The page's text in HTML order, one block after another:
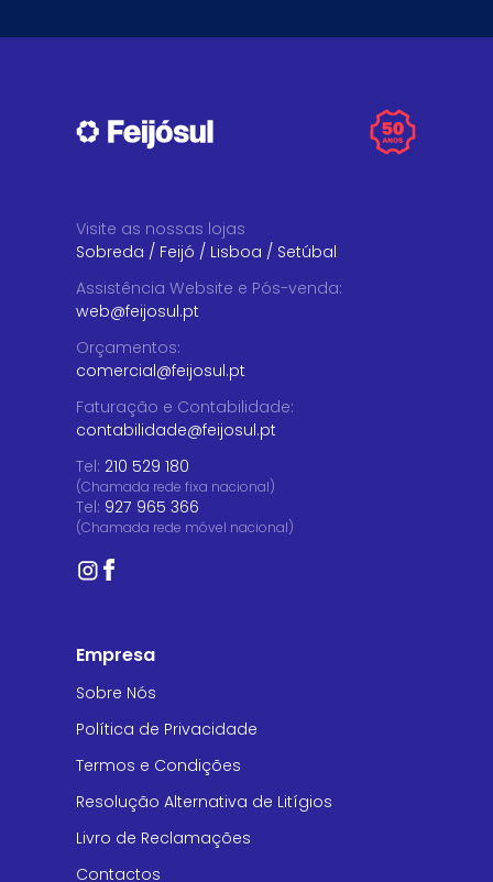
Visite as nossas lojas
Sobreda / Feijó / Lisboa / Setúbal
Assistência Website e Pós-venda:
web@feijosul.pt
Orçamentos:
comercial@feijosul.pt
Faturação e Contabilidade:
contabilidade@feijosul.pt
Tel: 210 529 180
(Chamada rede fixa nacional)
Tel: 927 965 366
(Chamada rede móvel nacional)
Empresa
Sobre Nós
Política de Privacidade
Termos e Condições
Resolução Alternativa de Litígios
Livro de Reclamações
Contactos